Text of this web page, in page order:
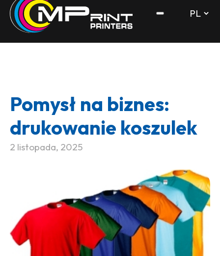
Pomysł na biznes:
drukowanie koszulek
2 listopada, 2025